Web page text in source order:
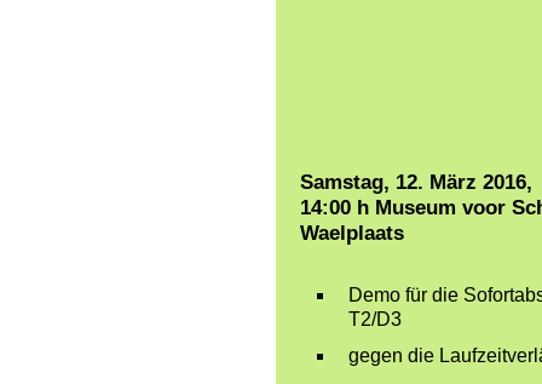
Samstag, 12. März 2016,
14:00 h Museum voor
Waelplaats
Demo für die
T2/D3
gegen die